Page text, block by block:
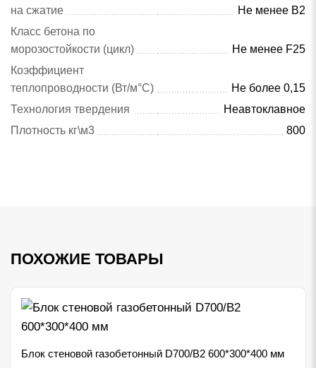
на сжатие
Не менее B2
Класс бетона по
морозостойкости (цикл)
Не менее F25
Коэффициент
теплопроводности (Вт/м°C)
Не более 0,15
Технология твердения
Неавтоклавное
Плотность кг\м3
800
ПОХОЖИЕ ТОВАРЫ
Блок стеновой газобетонный D700/B2 600*300*400 мм